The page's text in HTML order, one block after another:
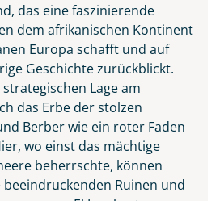
das eine faszinierende
dem afrikanischen Kontinent
Europa schafft und auf
Geschichte zurückblickt.
Lage am
das Erbe der stolzen
Berber wie ein roter Faden
wo einst das mächtige
beherrschte, können
Ruinen und